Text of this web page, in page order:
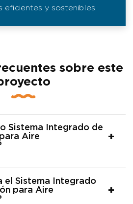
eficientes y sostenibles.
sobre este
Sistema Integrado de
Aire
el Sistema Integrado
para Aire